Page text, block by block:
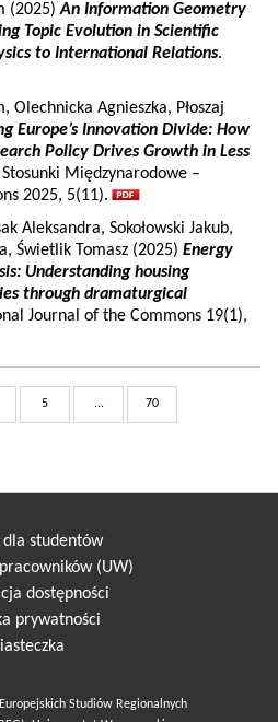
(2025)An Information Geometry
Topic Evolution in Scientific
to International Relations.
Olechnicka Agnieszka, Płoszaj
Europe’s Innovation Divide: How
Policy Drives Growth in Less
Międzynarodowe –
2025, 5(11).
Aleksandra, Sokołowski Jakub,
Świetlik Tomasz (2025) Energy
Understanding housing
through dramaturgical
Journal of the Commons 19(1),
5 ... 70
dla studentów
(UW)
dostępności
prywatności
Studiów Regionalnych